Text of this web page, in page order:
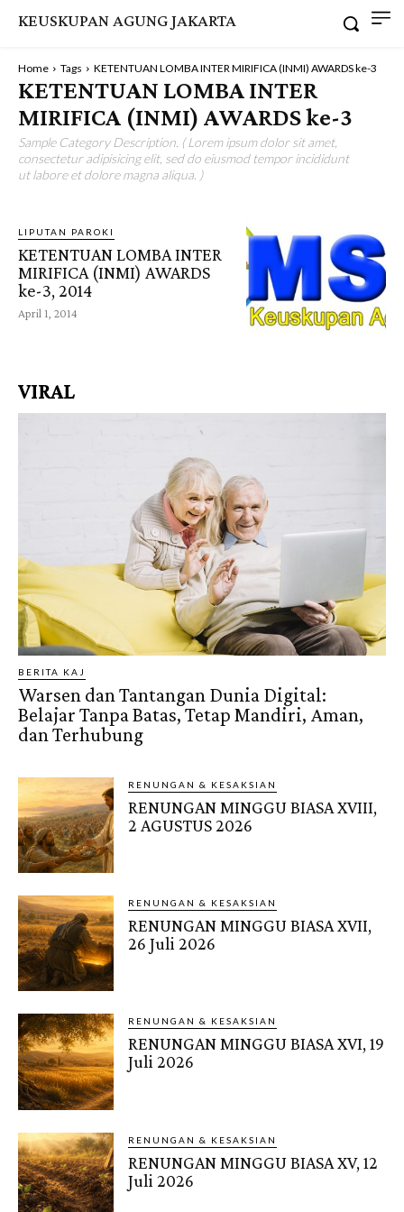
KEUSKUPAN AGUNG JAKARTA
Home Tags KETENTUAN LOMBA INTER MIRIFICA (INMI) AWARDS ke-3
KETENTUAN LOMBA INTER
MIRIFICA (INMI) AWARDS ke-3
Sample Category Description. ( Lorem ipsum dolor sit amet,
consectetur adipisicing elit, sed do eiusmod tempor incididunt
ut labore et dolore magna aliqua. )
LIPUTAN PAROKI
KETENTUAN LOMBA INTER
MIRIFICA (INMI) AWARDS
ke-3, 2014
April 1, 2014
VIRAL
BERITA KAJ
Warsen dan Tantangan Dunia Digital:
Belajar Tanpa Batas, Tetap Mandiri, Aman,
dan Terhubung
RENUNGAN & KESAKSIAN
RENUNGAN MINGGU BIASA XVIII,
2 AGUSTUS 2026
RENUNGAN & KESAKSIAN
RENUNGAN MINGGU BIASA XVII,
26 Juli 2026
RENUNGAN & KESAKSIAN
RENUNGAN MINGGU BIASA XVI, 19
Juli 2026
RENUNGAN & KESAKSIAN
RENUNGAN MINGGU BIASA XV, 12
Juli 2026